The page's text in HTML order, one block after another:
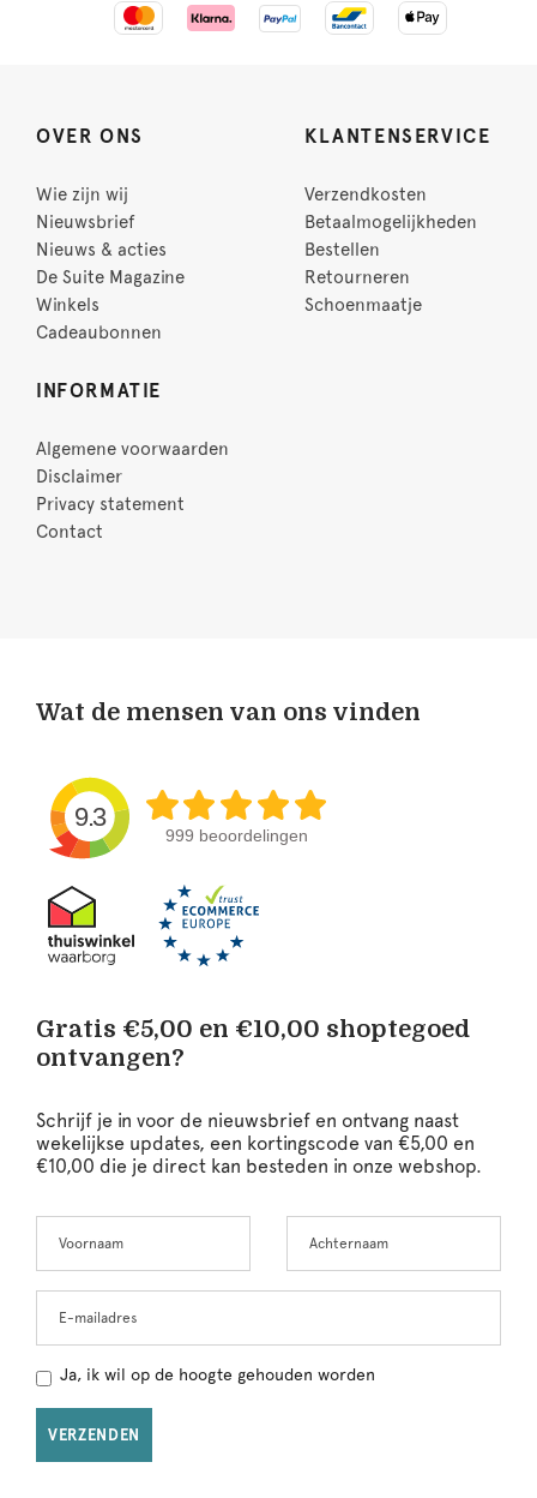
OVER ONS
Wie zijn wij
Nieuwsbrief
Nieuws & acties
De Suite Magazine
Winkels
Cadeaubonnen
KLANTENSERVICE
Verzendkosten
Betaalmogelijkheden
Bestellen
Retourneren
Schoenmaatje
INFORMATIE
Algemene voorwaarden
Disclaimer
Privacy statement
Contact
Wat de mensen van ons vinden
9.3
999 beoordelingen
Gratis €5,00 en €10,00 shoptegoed
ontvangen?
Schrijf je in voor de nieuwsbrief en ontvang naast
wekelijkse updates, een kortingscode van €5,00 en
€10,00 die je direct kan besteden in onze webshop.
this
Ja, ik wil op de hoogte gehouden worden
VERZENDEN